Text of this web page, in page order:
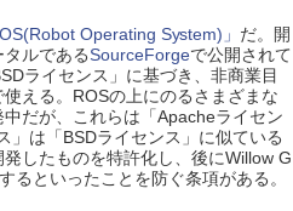
Operating System)」 だ。開
ルであるSourceForgeで公開されて
ライセンス」に基づき、非商業目
える。ROSの上にのるさまざまな
だが、これらは「Apacheライセン
」は「BSDライセンス」に似ている
したものを特許化し、後にWillow G
るといったことを防ぐ条項がある。